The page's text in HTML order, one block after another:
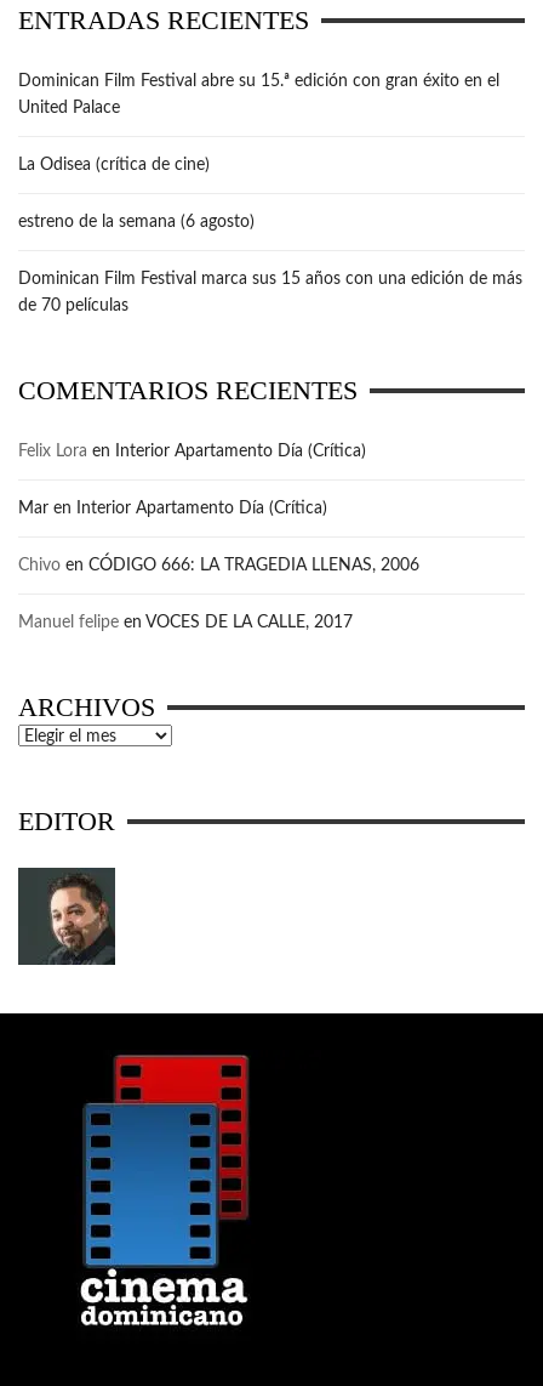
ENTRADAS RECIENTES
Dominican Film Festival abre su 15.ª edición con gran éxito en el
United Palace
La Odisea (crítica de cine)
estreno de la semana (6 agosto)
Dominican Film Festival marca sus 15 años con una edición de más
de 70 películas
COMENTARIOS RECIENTES
Felix Lora en Interior Apartamento Día (Crítica)
Mar en Interior Apartamento Día (Crítica)
Chivo en CÓDIGO 666: LA TRAGEDIA LLENAS, 2006
Manuel felipe en VOCES DE LA CALLE, 2017
ARCHIVOS
Archivos
EDITOR